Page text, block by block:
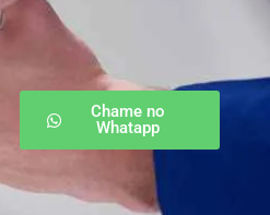
Chame no
Whatapp